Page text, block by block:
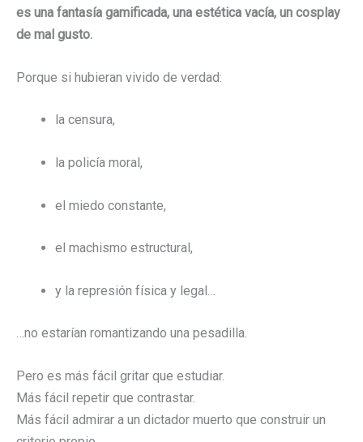
es una fantasía gamificada, una estética vacía, un cosplay
de mal gusto.
Porque si hubieran vivido de verdad:
la censura,
la policía moral,
el miedo constante,
el machismo estructural,
y la represión física y legal…
…no estarían romantizando una pesadilla.
Pero es más fácil gritar que estudiar.
Más fácil repetir que contrastar.
Más fácil admirar a un dictador muerto que construir un